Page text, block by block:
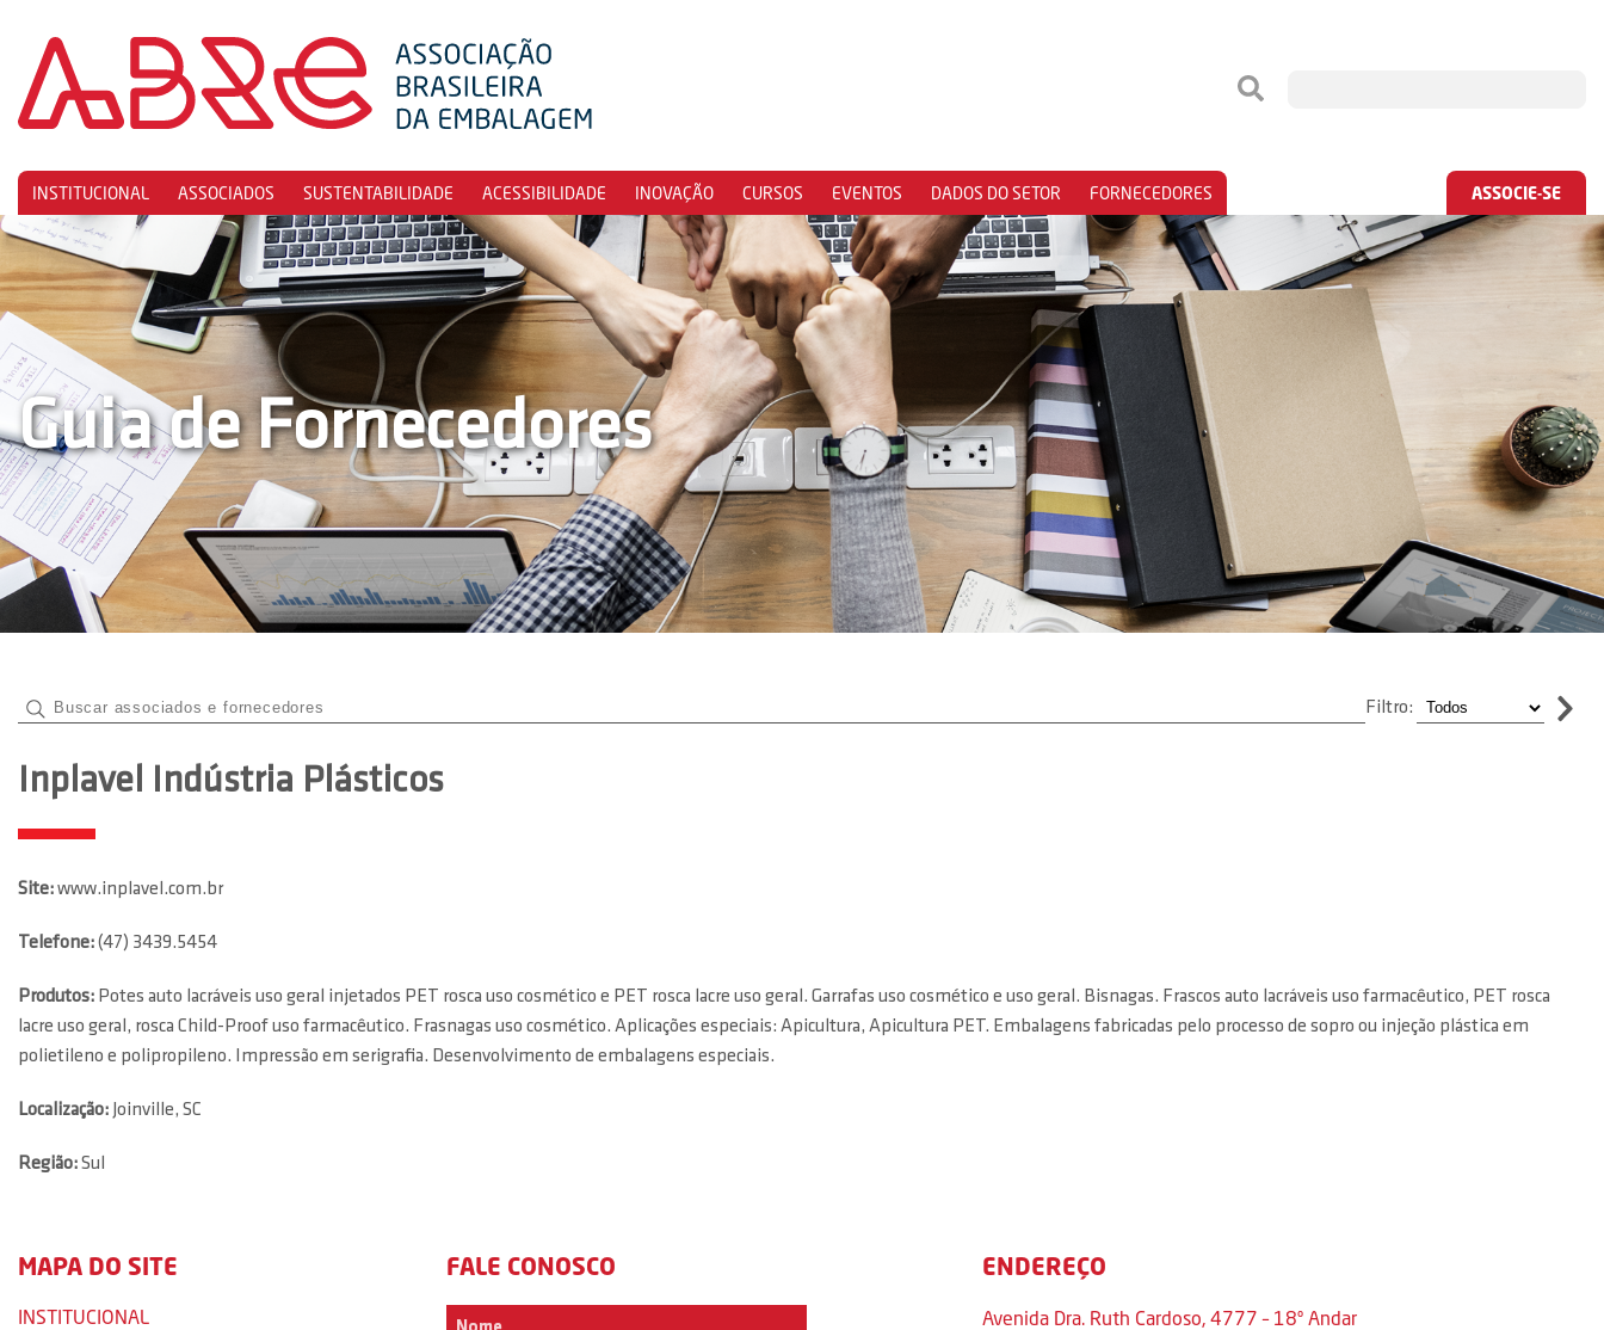
INSTITUCIONAL ASSOCIADOS SUSTENTABILIDADE ACESSIBILIDADE INOVAÇÃO CURSOS EVENTOS DADOS DO SETOR FORNECEDORES ASSOCIE-SE
Guia de Fornecedores
Filtro:
Inplavel Indústria Plásticos
Site:www.inplavel.com.br
Telefone:(47) 3439.5454
Produtos: Potes auto lacráveis uso geral injetados PET rosca uso cosmético e PET rosca lacre uso geral. Garrafas uso cosmético e uso geral. Bisnagas. Frascos auto lacráveis uso farmacêutico, PET rosca
lacre uso geral, rosca Child-Proof uso farmacêutico. Frasnagas uso cosmético. Aplicações especiais: Apicultura, Apicultura PET. Embalagens fabricadas pelo processo de sopro ou injeção plástica em
polietileno e polipropileno. Impressão em serigrafia. Desenvolvimento de embalagens especiais.
Localização: Joinville, SC
Região:Sul
MAPA DO SITE
INSTITUCIONAL
FALE CONOSCO ENDEREÇO
Avenida Dra. Ruth Cardoso, 4777 – 18º Andar